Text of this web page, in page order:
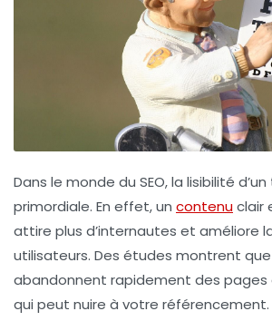
Dans le monde du SEO, la lisibilité
primordiale. En effet, un contenuclair
attire plus d’internautes et améliore
utilisateurs. Des études montrent
abandonnent rapidement des pages
qui peut nuire à votre référencement